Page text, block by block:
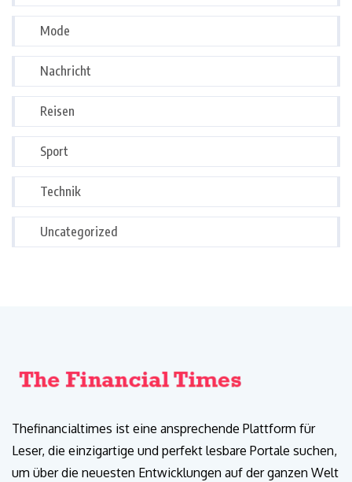
Mode
Nachricht
Reisen
Sport
Technik
Uncategorized
Thefinancialtimes ist eine ansprechende Plattform für
Leser, die einzigartige und perfekt lesbare Portale suchen,
um über die neuesten Entwicklungen auf der ganzen Welt